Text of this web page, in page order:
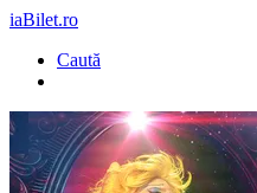
iaBilet.ro
Caută